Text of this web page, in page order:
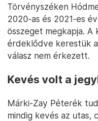
Törvényszéken
2020-as és 2021-es
összeget megkapja.
érdeklődve kerestük
válasz nem érkezett.
Kevés volt a
Márki-Zay Péterék
mindig kevés az utas,